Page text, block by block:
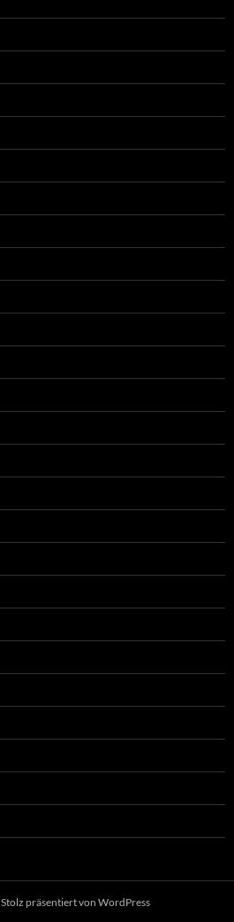
Stolz präsentiert von WordPress